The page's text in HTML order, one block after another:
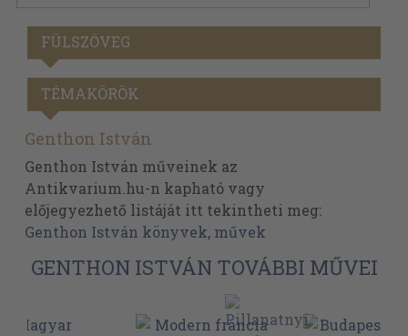
FÜLSZÖVEG
TÉMAKÖRÖK
Genthon István
Genthon István műveinek az
Antikvarium.hu-n kapható vagy
előjegyezhető listáját itt tekintheti meg:
Genthon István könyvek, művek
GENTHON ISTVÁN TOVÁBBI MŰVEI